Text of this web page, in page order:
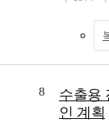
8
수출용
인 계획